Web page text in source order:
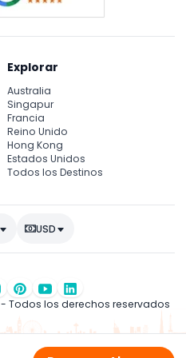
Explorar
Australia
Singapur
Francia
Reino Unido
Hong Kong
Estados Unidos
Todos los Destinos
USD
- Todos los derechos reservados